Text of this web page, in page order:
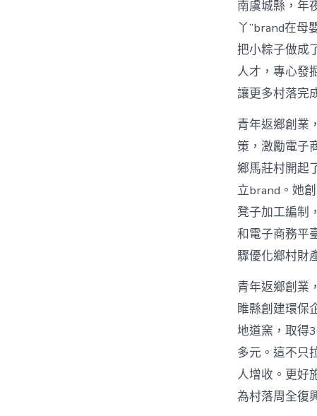
南虞城縣，年
丫”brand在母
把小粽子做成
人才，專心發
讓更多村落完
青年返鄉創業
策，激勵電子
鄉馬莊村開起
立brand。她
凳子加工編制
和電子商務平
驟優化鄉村財
青年返鄉創業
睢縣創建環保
地道窯，取得
多元。這不只
人增收。更好
為村落周全復